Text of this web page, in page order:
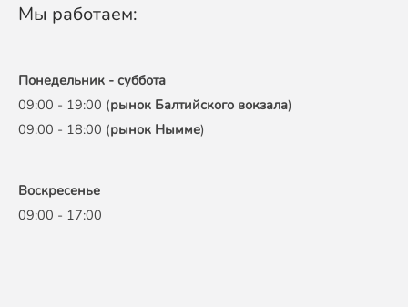
Мы работаем:
Понедельник - суббота
09:00 - 19:00 (рынок Балтийского вокзала)
09:00 - 18:00 (рынок Нымме)
Воскресенье
09:00 - 17:00